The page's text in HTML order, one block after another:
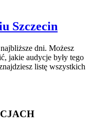
Szczecin
dni. Możesz
jakie audycje były tego
listę wszystkich